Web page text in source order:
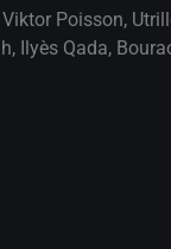
Viktor Poisson,
, Ilyès Qada,